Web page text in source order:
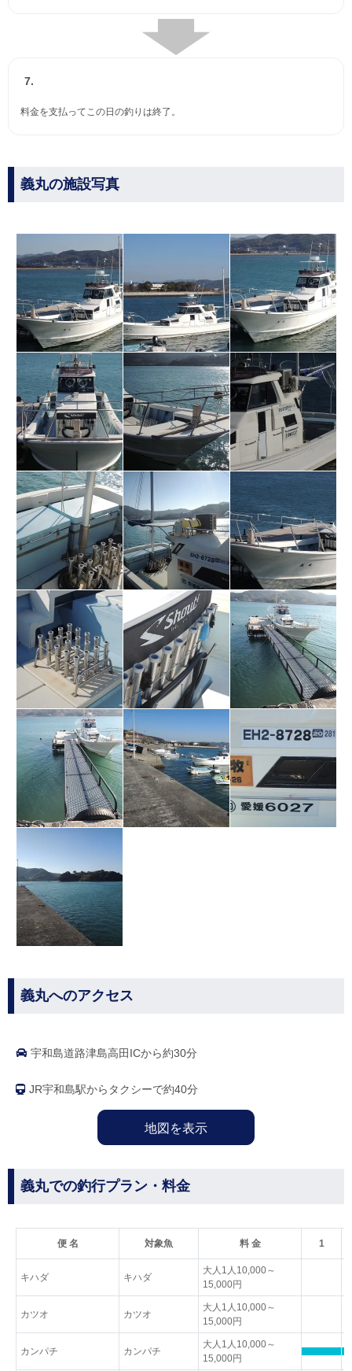
7.
料金を支払ってこの日の釣りは終了。
義丸の施設写真
義丸へのアクセス
宇和島道路津島高田ICから約30分
JR宇和島駅からタクシーで約40分
地図を表示
義丸での釣行プラン・料金
便 名 対象魚 料 金 1
キハダ キハダ
大人1人10,000～
15,000円
カツオ カツオ
大人1人10,000～
15,000円
カンパチ カンパチ
大人1人10,000～
15,000円